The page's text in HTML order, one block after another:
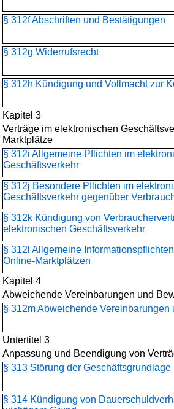
§ 312f Abschriften und Bestätigungen
§ 312g Widerrufsrecht
§ 312h Kündigung und Vollmacht zur
Kapitel 3
Verträge im elektronischen
Marktplätze
§ 312i Allgemeine Pflichten im
Geschäftsverkehr
§ 312j Besondere Pflichten im
Geschäftsverkehr gegenüber
§ 312k Kündigung von
elektronischen Geschäftsverkehr
§ 312l Allgemeine
Online-Marktplätzen
Kapitel 4
Abweichende Vereinbarungen und
§ 312m Abweichende Vereinbarungen
Untertitel 3
Anpassung und Beendigung von
§ 313 Störung der Geschäftsgrundlage
§ 314 Kündigung von